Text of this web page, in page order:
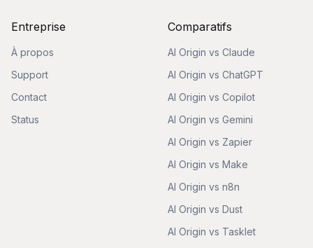
Entreprise
À propos
Support
Contact
Status
Comparatifs
AI Origin vs Claude
AI Origin vs ChatGPT
AI Origin vs Copilot
AI Origin vs Gemini
AI Origin vs Zapier
AI Origin vs Make
AI Origin vs n8n
AI Origin vs Dust
AI Origin vs Tasklet